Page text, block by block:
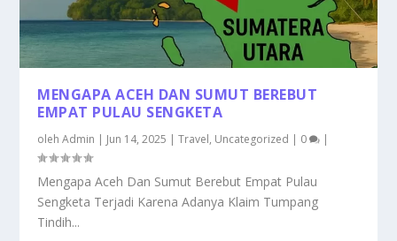
MENGAPA ACEH DAN SUMUT BEREBUT
EMPAT PULAU SENGKETA
olehAdmin | Jun 14, 2025 |Travel, Uncategorized | 0 |
Mengapa Aceh Dan Sumut Berebut Empat Pulau
Sengketa Terjadi Karena Adanya Klaim Tumpang
Tindih...